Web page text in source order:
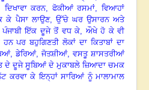
ਕਰਨ, ਫੋਕੀਆਂ ਰਸਮਾਂ,ਵਿਆਹਾਂ
ਕੇ ਪੈਸਾ ਲਾਉਣ, ਉੱਚੇ ਘਰ ਉਸਾਰਨ ਅਤੇ
ਪੰਜਾਬੀ ਇੱਕ ਦੂਜੇ ਤੋਂ ਵਧ ਕੇ, ਔਖੇ ਹੋ ਕੇ ਵੀ
ਪਰ ਬਹੁਗਿਣਤੀ ਲੋਕਾਂ ਦਾ ਕਿਤਾਬਾਂ ਦਾ
, ਡੇਰਿਆਂ, ਜੋਤਸ਼ੀਆਂ, ਵਸਤੂ ਸ਼ਾਸਤਰੀਆਂ
ਦੇ ਦੂਜੇ ਸੂਬਿਆਂ ਦੇ ਮੁਕਾਬਲੇ ਜ਼ਿਆਦਾ ਚਮਕ
ਕਰਵਾ ਕੇ ਇਨ੍ਹਾਂ ਸਾਰਿਆਂ ਨੂੰ ਮਾਲਾਮਾਲ